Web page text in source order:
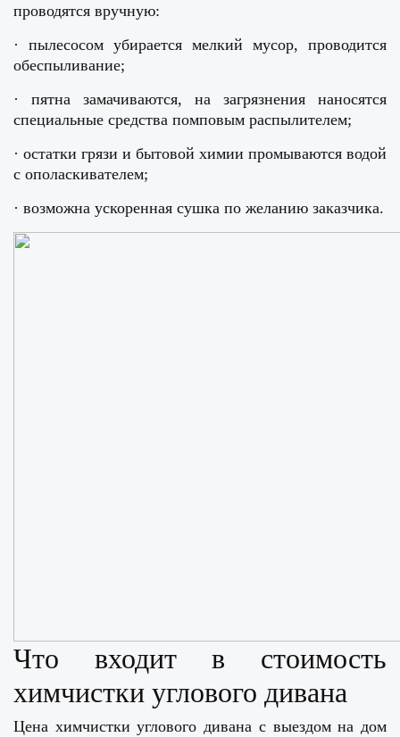
проводятся вручную:
· пылесосом убирается мелкий мусор, проводится
обеспыливание;
· пятна замачиваются, на загрязнения наносятся
специальные средства помповым распылителем;
· остатки грязи и бытовой химии промываются водой
с ополаскивателем;
· возможна ускоренная сушка по желанию заказчика.
Что входит в стоимость
химчистки углового дивана
Цена химчистки углового дивана с выездом на дом